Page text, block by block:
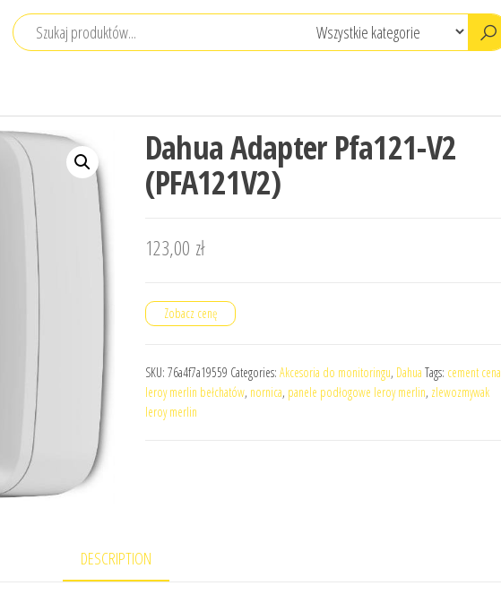
Dahua Adapter Pfa121-V2
(PFA121V2)
123,00 zł
Zobacz cenę
SKU: 76a4f7a19559 Categories: Akcesoria do monitoringu, Dahua Tags: cement cena
leroy merlin bełchatów, nornica, panele podłogowe leroy merlin, zlewozmywak
leroy merlin
DESCRIPTION